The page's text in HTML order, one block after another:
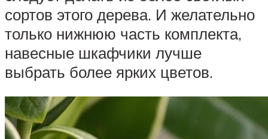
сортов этого дерева. И желательно
только нижнюю часть комплекта,
навесные шкафчики лучше
выбрать более ярких цветов.